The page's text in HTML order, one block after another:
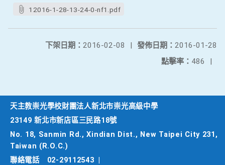
12016-1-28-13-24-0-nf1.pdf
發佈日期： 2016-01-28
下架日期： 2016-02-08
|
點擊率： 486 |
天主教崇光學校財團法人新北市崇光高級中學
23149 新北市新店區三民路18號
No. 18, Sanmin Rd., Xindian Dist., New Taipei City 231,
Taiwan (R.O.C.)
聯絡電話
02-29112543